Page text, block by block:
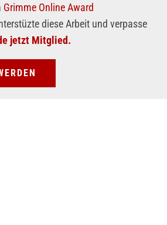
Grimme Online Award
diese Arbeit und verpasse
jetzt Mitglied.